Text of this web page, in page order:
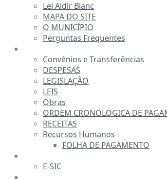
Lei Aldir Blanc
MAPA DO SITE
O MUNICÍPIO
Perguntas Frequentes
Convênios e Transferências
DESPESAS
LEGISLAÇÃO
LEIS
Obras
ORDEM CRONOLÓGICA DE
RECEITAS
Recursos Humanos
FOLHA DE PAGAMENTO
E-SIC